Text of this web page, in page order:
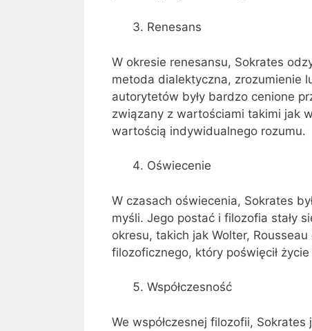
Renesans
W okresie renesansu, Sokrates
metoda dialektyczna, zrozumienie
autorytetów były bardzo cenione
związany z wartościami takimi jak
wartością indywidualnego rozumu.
Oświecenie
W czasach oświecenia, Sokrates
myśli. Jego postać i filozofia stały
okresu, takich jak Wolter,
filozoficznego, który poświęcił
Współczesność
We współczesnej filozofii,